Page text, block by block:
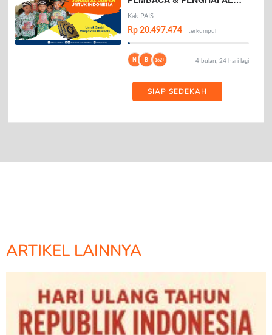
AL-QURAN
Kak PAIS
Rp 20.497.474 terkumpul
N B 162+ 4 bulan, 24 hari lagi
SIAP SEDEKAH
ARTIKEL LAINNYA